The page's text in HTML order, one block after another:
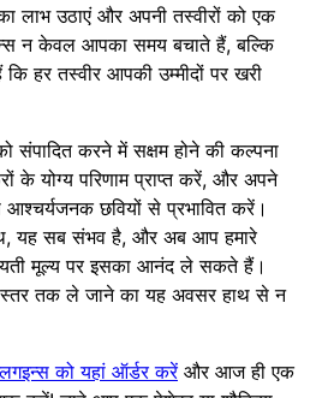
लाभ उठाएं और अपनी तस्वीरों को एक
न केवल आपका समय बचाते हैं, बल्कि
हर तस्वीर आपकी उम्मीदों पर खरी
संपादित करने में सक्षम होने की कल्पना
के योग्य परिणाम प्राप्त करें, और अपने
आश्चर्यजनक छवियों से प्रभावित करें।
यह सब संभव है, और अब आप हमारे
मूल्य पर इसका आनंद ले सकते हैं।
स्तर तक ले जाने का यह अवसर हाथ से न
को यहां ऑर्डर करेंऔर आज ही एक